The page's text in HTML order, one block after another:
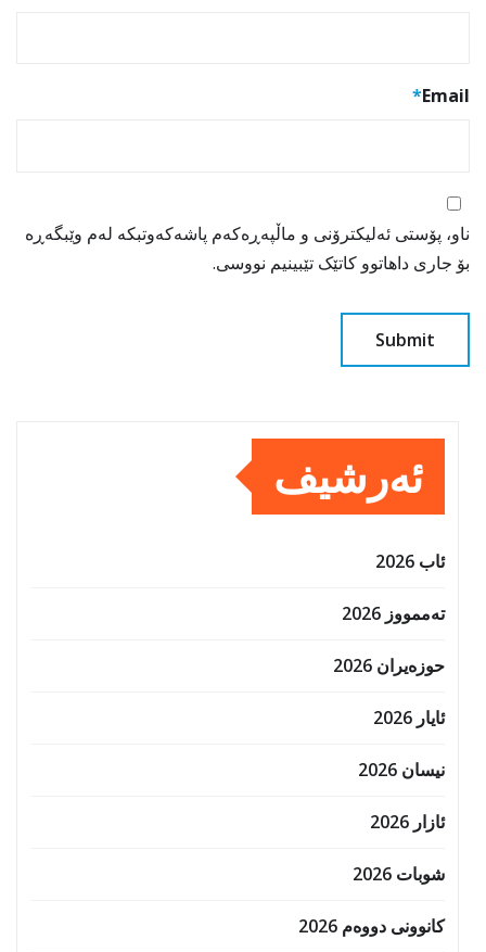
Email
*
ناو، پۆستی ئەلیکترۆنی و ماڵپەڕەکەم پاشەکەوتبکە لەم وێبگەڕە
بۆ جاری داهاتوو کاتێک تێبینیم نووسی.
ئەرشیف
ئاب 2026
تەممووز 2026
حوزه‌یران 2026
ئایار 2026
نیسان 2026
ئازار 2026
شوبات 2026
کانوونی دووەم 2026